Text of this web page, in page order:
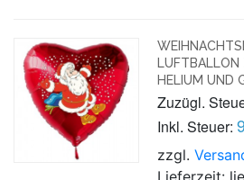
HELIUM UND
Zuzügl.
Inkl. Steuer:
zzgl.
Lieferzeit: